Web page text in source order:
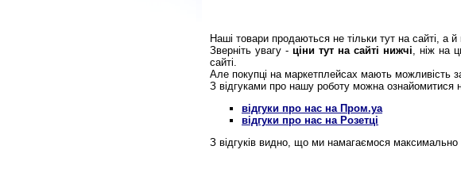
Наші товари продаються не тільки тут на сайті, а
Зверніть увагу - ціни тут на сайті нижчі , ніж на
сайті.
Але покупці на маркетплейсах мають можливість
З відгуками про нашу роботу можна ознайомитися
відгуки про нас на Пром.уа
відгуки про нас на Розетці
З відгуків видно, що ми намагаємося